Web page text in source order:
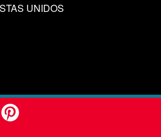
UNIDOS